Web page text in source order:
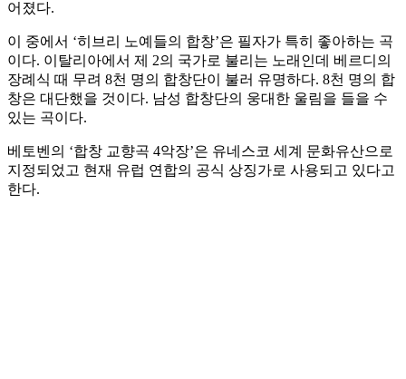
어졌다.
이 중에서 ‘히브리 노예들의 합창’은 필자가 특히 좋아하는 곡
이다. 이탈리아에서 제 2의 국가로 불리는 노래인데 베르디의
장례식 때 무려 8천 명의 합창단이 불러 유명하다. 8천 명의 합
창은 대단했을 것이다. 남성 합창단의 웅대한 울림을 들을 수
있는 곡이다.
베토벤의 ‘합창 교향곡 4악장’은 유네스코 세계 문화유산으로
지정되었고 현재 유럽 연합의 공식 상징가로 사용되고 있다고
한다.